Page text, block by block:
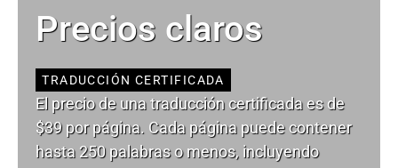
Precios claros
TRADUCCIÓN CERTIFICADA
El precio de una traducción certificada es de
$39 por página. Cada página puede contener
hasta 250 palabras o menos, incluyendo